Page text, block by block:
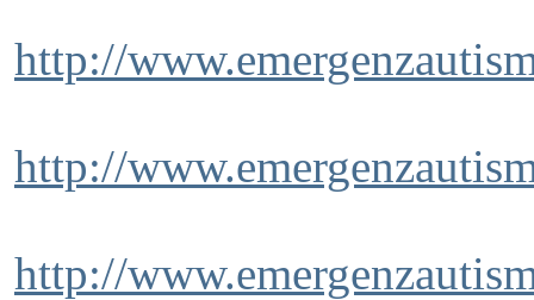
http://
http://
http://